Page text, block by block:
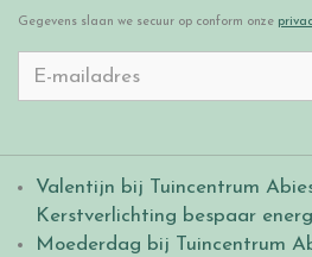
Gegevens slaan we secuur op conform onze
Valentijn bij Tuincentrum
Kerstverlichting bespaar
Moederdag bij Tuincentrum